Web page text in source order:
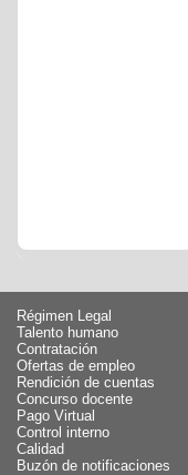
Régimen Legal
Talento humano
Contratación
Ofertas de empleo
Rendición de cuentas
Concurso docente
Pago Virtual
Control interno
Calidad
Buzón de notificaciones